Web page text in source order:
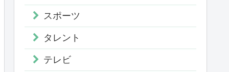
スポーツ
タレント
テレビ